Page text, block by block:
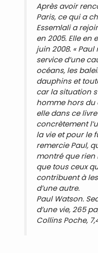
Après avoir
Paris, ce qui a
Essemlali a
en 2005. Elle en
juin 2008. «
service d’une
océans, les
dauphins et
car la situation
homme hors du
elle dans ce
concrètement
la vie et pour le
remercie Paul,
montré que rien
que tous ceux
contribuent à
d’une autre.
Paul Watson.
d’une vie, 265
Collins Poche,